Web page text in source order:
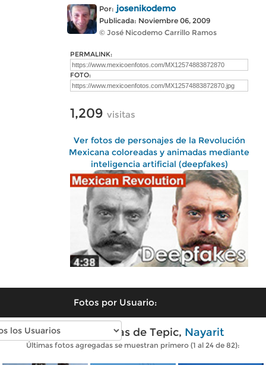
Por: josenikodemo
Publicada: Noviembre 06, 2009
© José Nicodemo Carrillo Ramos
PERMALINK:
FOTO:
1,209 visitas
Ver fotos de personajes de la Revolución
Mexicana coloreadas y animadas mediante
inteligencia artificial (deepfakes)
Fotos por Usuario:
Fotos modernas de Tepic, Nayarit
Últimas fotos agregadas se muestran primero (1 al 24 de 82):